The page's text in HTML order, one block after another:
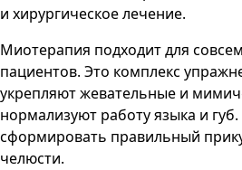
и хирургическое лечение.
Миотерапия подходит для
пациентов. Это комплекс
укрепляют жевательные и
нормализуют работу языка и
сформировать правильный
челюсти.